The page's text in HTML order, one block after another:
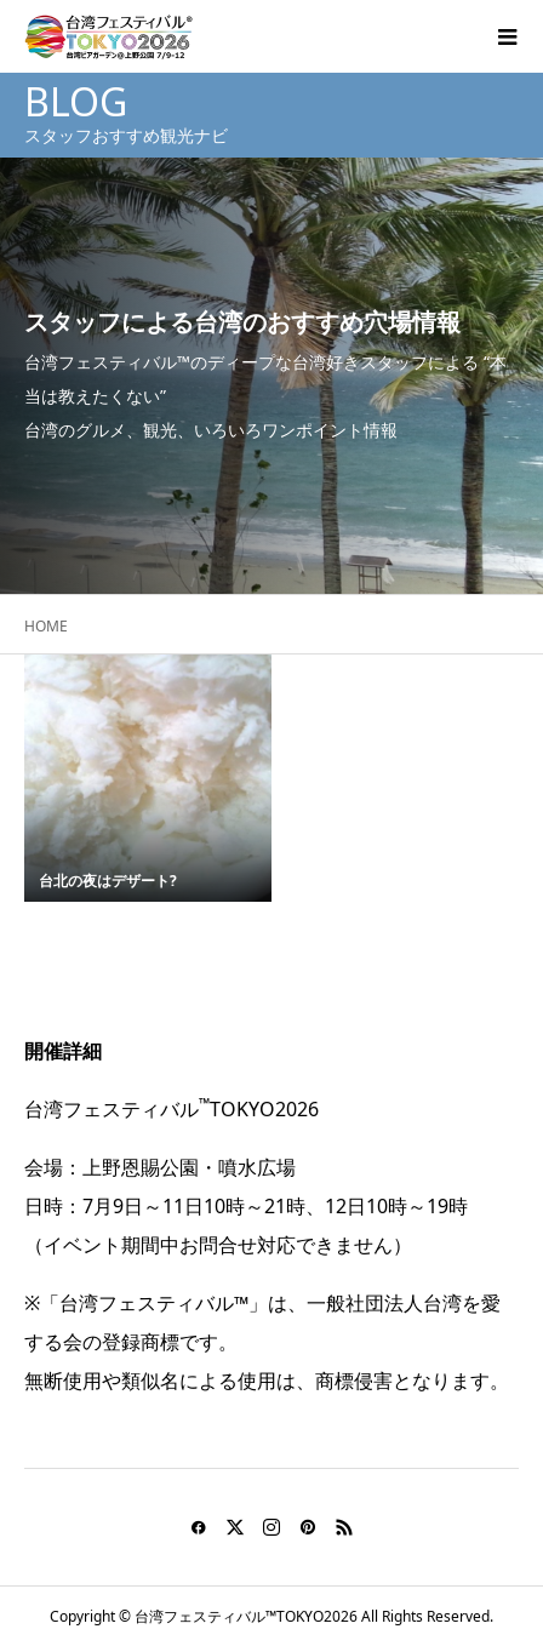
BLOG
スタッフおすすめ観光ナビ
スタッフによる台湾のおすすめ穴場情報
台湾フェスティバル™のディープな台湾好きスタッフによる “本
当は教えたくない”
台湾のグルメ、観光、いろいろワンポイント情報
HOME
台北の夜はデザート?
開催詳細
台湾フェスティバル™TOKYO2026
会場：上野恩賜公園・噴水広場
日時：7月9日～11日10時～21時、12日10時～19時
（イベント期間中お問合せ対応できません）
※「台湾フェスティバル™」は、一般社団法人台湾を愛
する会の登録商標です。
無断使用や類似名による使用は、商標侵害となります。
Copyright © 台湾フェスティバル™TOKYO2026 All Rights Reserved.